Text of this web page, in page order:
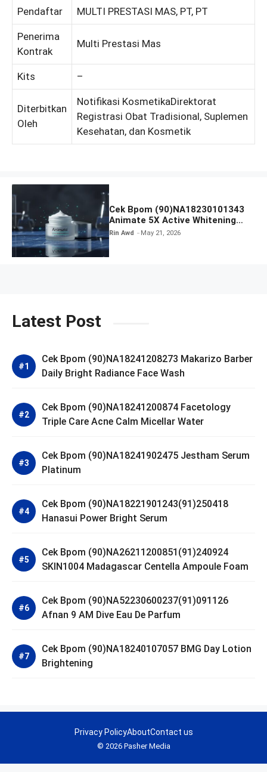
Pendaftar MULTI PRESTASI MAS, PT, PT
Penerima
Kontrak
Multi Prestasi Mas
Kits –
Diterbitkan
Oleh
Notifikasi KosmetikaDirektorat
Registrasi Obat Tradisional, Suplemen
Kesehatan, dan Kosmetik
Cek Bpom (90)NA18230101343
Animate 5X Active Whitening
Night Cream
Rin Awd May 21, 2026
Latest Post
Cek Bpom (90)NA18241208273 Makarizo Barber
Daily Bright Radiance Face Wash
Cek Bpom (90)NA18241200874 Facetology
Triple Care Acne Calm Micellar Water
Cek Bpom (90)NA18241902475 Jestham Serum
Platinum
Cek Bpom (90)NA18221901243(91)250418
Hanasui Power Bright Serum
Cek Bpom (90)NA26211200851(91)240924
SKIN1004 Madagascar Centella Ampoule Foam
Cek Bpom (90)NA52230600237(91)091126
Afnan 9 AM Dive Eau De Parfum
Cek Bpom (90)NA18240107057 BMG Day Lotion
Brightening
© 2026 Pasher Media
Privacy PolicyAboutContact us